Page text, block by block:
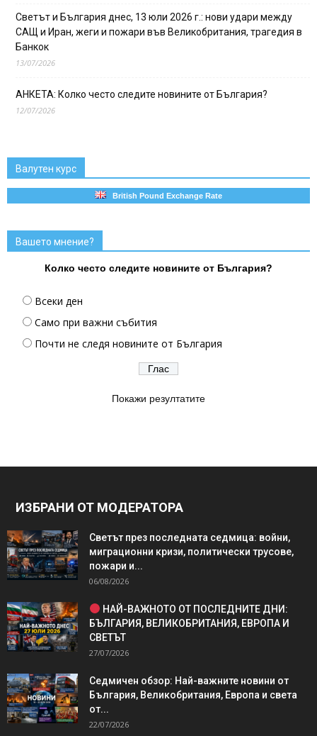
Светът и България днес, 13 юли 2026 г.: нови удари между
САЩ и Иран, жеги и пожари във Великобритания, трагедия в
Банкок
13/07/2026
АНКЕТА: Колко често следите новините от България?
12/07/2026
Валутен курс
British Pound Exchange Rate
Вашето мнение?
Колко често следите новините от България?
Всеки ден
Само при важни събития
Почти не следя новините от България
Покажи резултатите
ИЗБРАНИ ОТ МОДЕРАТОРА
Светът през последната седмица: войни,
миграционни кризи, политически трусове,
пожари и...
06/08/2026
НАЙ-ВАЖНОТО ОТ ПОСЛЕДНИТЕ ДНИ:
БЪЛГАРИЯ, ВЕЛИКОБРИТАНИЯ, ЕВРОПА И
СВЕТЪТ
27/07/2026
Седмичен обзор: Най-важните новини от
България, Великобритания, Европа и света
от...
22/07/2026